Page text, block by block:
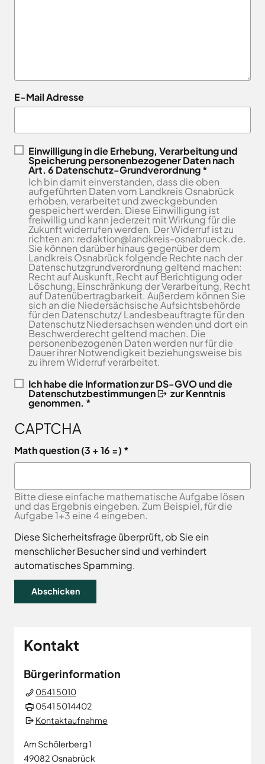
E-Mail Adresse
Einwilligung in die Erhebung, Verarbeitung und
Speicherung personenbezogener Daten nach
Art. 6 Datenschutz-Grundverordnung *
Ich bin damit einverstanden, dass die oben
aufgeführten Daten vom Landkreis Osnabrück
erhoben, verarbeitet und zweckgebunden
gespeichert werden. Diese Einwilligung ist
freiwillig und kann jederzeit mit Wirkung für die
Zukunft widerrufen werden. Der Widerruf ist zu
richten an: redaktion@landkreis-osnabrueck.de.
Sie können darüber hinaus gegenüber dem
Landkreis Osnabrück folgende Rechte nach der
Datenschutzgrundverordnung geltend machen:
Recht auf Auskunft, Recht auf Berichtigung oder
Löschung, Einschränkung der Verarbeitung, Recht
auf Datenübertragbarkeit. Außerdem können Sie
sich an die Niedersächsische Aufsichtsbehörde
für den Datenschutz/ Landesbeauftragte für den
Datenschutz Niedersachsen wenden und dort ein
Beschwerderecht geltend machen. Die
personenbezogenen Daten werden nur für die
Dauer ihrer Notwendigkeit beziehungsweise bis
zu ihrem Widerruf verarbeitet.
Ich habe dieInformation zur DS-GVO und die
Datenschutzbestimmungen zur Kenntnis
genommen. *
CAPTCHA
Math question (3 + 16 =)
Bitte diese einfache mathematische Aufgabe lösen
und das Ergebnis eingeben. Zum Beispiel, für die
Aufgabe 1+3 eine 4 eingeben.
Diese Sicherheitsfrage überprüft, ob Sie ein
menschlicher Besucher sind und verhindert
automatisches Spamming.
Kontakt
Bürgerinformation
0541 5010
0541 5014402
Kontaktaufnahme
Am Schölerberg 1
49082 Osnabrück
Wittlager
Land
GmbH
Osnabrück
Landschaftsverband
Osnabrücker
Land
MaßArbeit
Naturpark
TERRA.vita
Naturschutzstiftung
Landkreises
Osnabrück
Niedersächsische
Landgesellschaft
Osnabrücker
Land
Entwicklungsgesellschaft
Planungsgesellschaft
Nahverkehr
Osnabrück
Stiftung
Lauter
Tourismusgesellschaft
Osnabrücker
Land
GmbH
Osnabrück
Volkshochschule
Osnabrücker
Land
Wirtschaftsförderungsgesellschaft
Osnabrücker
Land
direkt
in
Ihr
erhalten.
Zum
Newsletter
anmelden
Osnabrück
Kontaktaufnahme
5010
Montag -
Mittwoch
8.00
-
16.00
Uhr
Donnerstag 8.00
-
17.30
Uhr
Freitag 8.00
-
12.00
Uhr
Samstag
9.30 - 11.30 Uhr
(nur
Zulassungsstelle!)
Außenstellen
der
Kreisverwaltung
Karte
aufrufen
zu
Zur
Website
der
Stadt
Osnabrück
.
Artland
Bad
Essen
Bad
Iburg
Bad
Laer
Bad
Rothenfelde
Belm
Bersenbrück
Bohmte
Bramsche
Dissen
Georgsmarienhütte
Glandorf
Hagen
Hasbergen
Hilter
Melle
Neuenkirchen
Ostercappeln
Wallenhorst